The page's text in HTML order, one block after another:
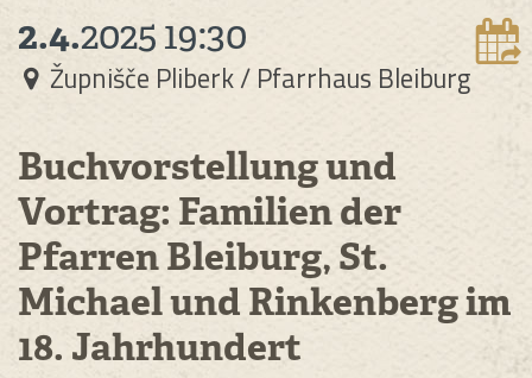
2.4.202519:30
Župnišče Pliberk / Pfarrhaus Bleiburg
Buchvorstellung und
Vortrag: Familien der
Pfarren Bleiburg, St.
Michael und Rinkenberg im
18. Jahrhundert